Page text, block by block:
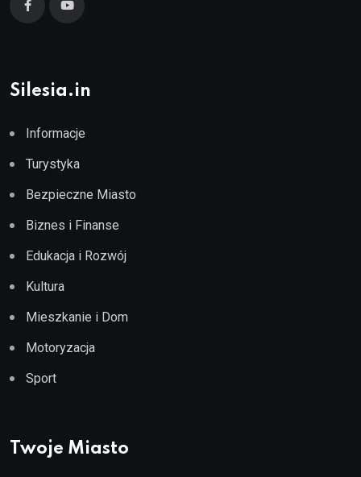
Silesia.in
Informacje
Turystyka
Bezpieczne Miasto
Biznes i Finanse
Edukacja i Rozwój
Kultura
Mieszkanie i Dom
Motoryzacja
Sport
Twoje Miasto